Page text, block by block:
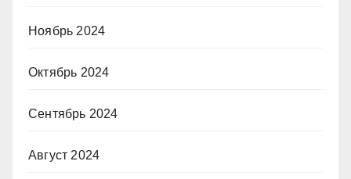
Ноябрь 2024
Октябрь 2024
Сентябрь 2024
Август 2024